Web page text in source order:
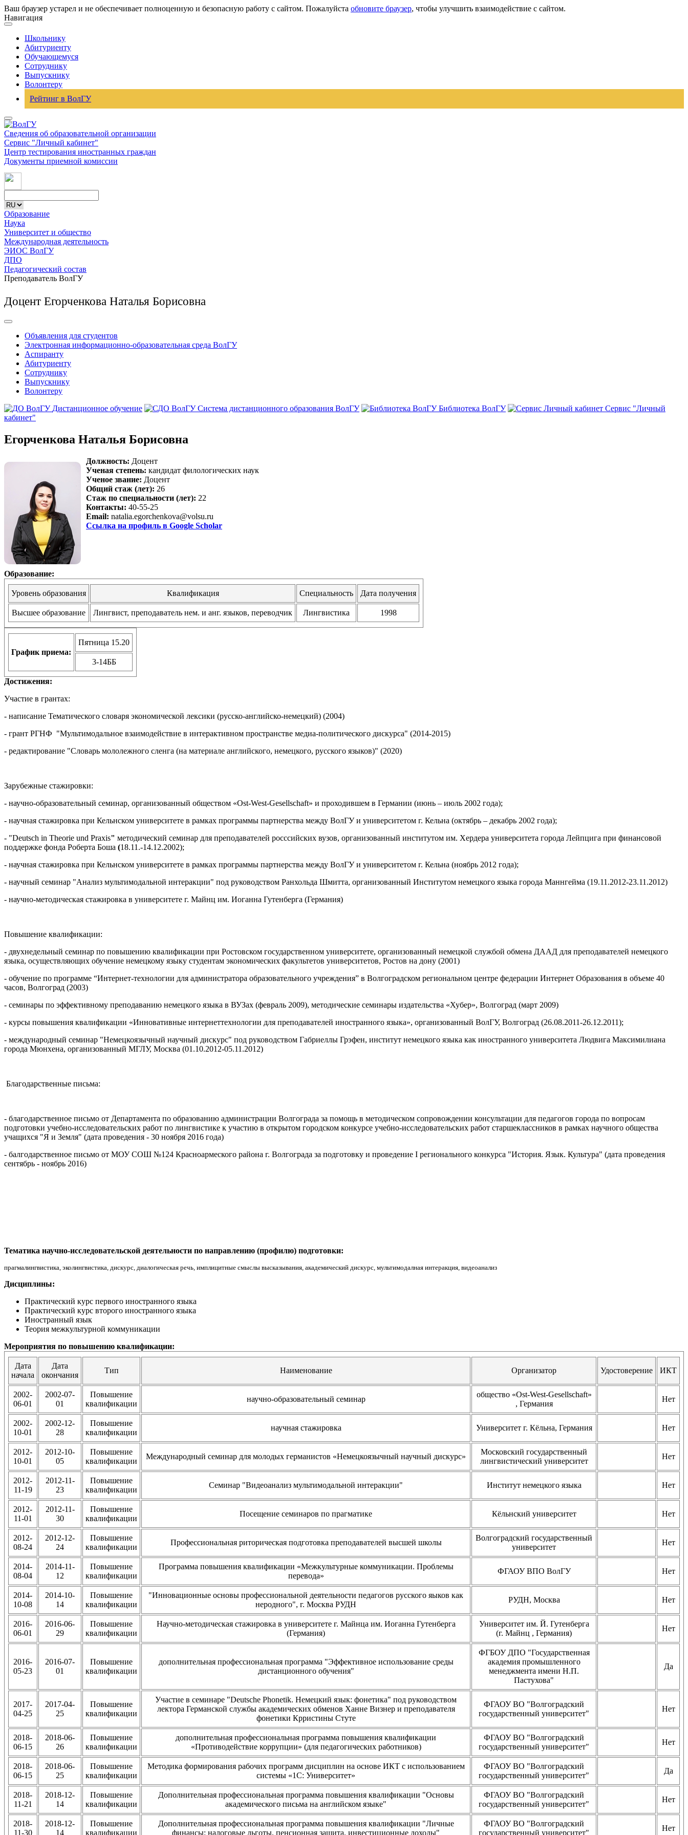
Ваш браузер устарел и не обеспечивает полноценную и безопасную работу с сайтом. Пожалуйста обновите браузер, чтобы улучшить взаимодействие с сайтом.
Навигация
Школьнику
Абитуриенту
Обучающемуся
Сотруднику
Выпускнику
Волонтеру
Рейтинг в ВолГУ
Сведения об образовательной организации
Сервис "Личный кабинет"
Центр тестирования иностранных граждан
Документы приемной комиссии
Образование
Наука
Университет и общество
Международная деятельность
ЭИОС ВолГУ
ДПО
Педагогический состав
Преподаватель ВолГУ
Доцент Егорченкова Наталья Борисовна
Объявления для студентов
Электронная информационно-образовательная среда ВолГУ
Аспиранту
Абитуриенту
Сотруднику
Выпускнику
Волонтеру
Дистанционное обучение
Система дистанционного образования ВолГУ Библиотека ВолГУ
Сервис "Личный
кабинет"
Егорченкова Наталья Борисовна
Должность: Доцент
Ученая степень: кандидат филологических наук
Ученое звание: Доцент
Общий стаж (лет): 26
Стаж по специальности (лет): 22
Контакты: 40-55-25
Email: natalia.egorchenkova@volsu.ru
Ссылка на профиль в Google Scholar
Образование:
Уровень образования Квалификация Специальность Дата получения
Высшее образование Лингвист, преподаватель нем. и анг. языков, переводчик Лингвистика 1998
График приема:
Пятница 15.20
3-14ББ
Достижения:
Участие в грантах:
- написание Тематического словаря экономической лексики (русско-английско-немецкий) (2004)
- грант РГНФ "Мультимодальное взаимодействие в интерактивном пространстве медиа-политического дискурса" (2014-2015)
- редактирование "Словарь мололежного сленга (на материале английского, немецкого, русского языков)" (2020)
Зарубежные стажировки:
- научно-образовательный семинар, организованный обществом «Ost-West-Gesellschaft» и проходившем в Германии (июнь – июль 2002 года);
- научная стажировка при Кельнском университете в рамках программы партнерства между ВолГУ и университетом г. Кельна (октябрь – декабрь 2002 года);
- "Deutsch in Theorie und Praxis" методический семинар для преподавателей росссийских вузов, организованный институтом им. Хердера университета города Лейпцига при финансовой
поддержке фонда Роберта Боша (18.11.-14.12.2002);
- научная стажировка при Кельнском университете в рамках программы партнерства между ВолГУ и университетом г. Кельна (ноябрь 2012 года);
- научный семинар "Анализ мультимодальной интеракции" под руководством Ранхольда Шмитта, организованный Институтом немецкого языка города Маннгейма (19.11.2012-23.11.2012)
- научно-методическая стажировка в университете г. Майнц им. Иоганна Гутенберга (Германия)
Повышение квалификации:
- двухнедельный семинар по повышению квалификации при Ростовском государственном университете, организованный немецкой службой обмена ДААД для преподавателей немецкого
языка, осуществляющих обучение немецкому языку студентам экономических факультетов университетов, Ростов на дону (2001)
- обучение по программе “Интернет-технологии для администратора образовательного учреждения” в Волгоградском региональном центре федерации Интернет Образования в объеме 40
часов, Волгоград (2003)
- семинары по эффективному преподаванию немецкого языка в ВУЗах (февраль 2009), методические семинары издательства «Хубер», Волгоград (март 2009)
- курсы повышения квалификации «Инновативные интернеттехнологии для преподавателей иностранного языка», организованный ВолГУ, Волгоград (26.08.2011-26.12.2011);
- международный семинар "Немецкоязычный научный дискурс" под руководством Габриеллы Грэфен, институт немецкого языка как иностранного университета Людвига Максимилиана
города Мюнхена, организованный МГЛУ, Москва (01.10.2012-05.11.2012)
Благодарственные письма:
- благодарственное письмо от Департамента по образованию администрации Волгограда за помощь в методическом сопровождении консультации для педагогов города по вопросам
подготовки учебно-исследовательских работ по лингвистике к участию в открытом городском конкурсе учебно-исследовательских работ старшеклассников в рамках научного общества
учащихся "Я и Земля" (дата проведения - 30 ноября 2016 года)
- балгодарственное письмо от МОУ СОШ №124 Красноармеского района г. Волгограда за подготовку и проведение I регионального конкурса "История. Язык. Культура" (дата проведения
сентябрь - ноябрь 2016)
Тематика научно-исследовательской деятельности по направлению (профилю) подготовки:
прагмалингвистика, эколингвистика, дискурс, диалогическая речь, имплицитные смыслы высказывания, академический дискурс, мультимодалная интеракция, видеоанализ
Дисциплины:
Практический курс первого иностранного языка
Практический курс второго иностранного языка
Иностранный язык
Теория межкультурной коммуникации
Мероприятия по повышению квалификации:
Дата
начала
Дата
окончания
Тип Наименование Организатор Удостоверение ИКТ
2002-
06-01
2002-07-
01
Повышение
квалификации
научно-образовательный семинар
общество «Ost-West-Gesellschaft»
, Германия
Нет
2002-
10-01
2002-12-
28
Повышение
квалификации
научная стажировка Университет г. Кёльна, Германия Нет
2012-
10-01
2012-10-
05
Повышение
квалификации
Международный семинар для молодых германистов «Немецкоязычный научный дискурс»
Московский государственный
лингвистический университет
Нет
2012-
11-19
2012-11-
23
Повышение
квалификации
Семинар "Видеоанализ мультимодальной интеракции" Институт немецкого языка Нет
2012-
11-01
2012-11-
30
Повышение
квалификации
Посещение семинаров по прагматике Кёльнский университет Нет
2012-
08-24
2012-12-
24
Повышение
квалификации
Профессиональная риторическая подготовка преподавателей высшей школы
Волгоградский государственный
университет
Нет
2014-
08-04
2014-11-
12
Повышение
квалификации
Программа повышения квалификации «Межкультурные коммуникации. Проблемы
перевода»
ФГАОУ ВПО ВолГУ Нет
2014-
10-08
2014-10-
14
Повышение
квалификации
"Инновационные основы профессиональной деятельности педагогов русского яыков как
неродного", г. Москва РУДН
РУДН, Москва Нет
2016-
06-01
2016-06-
29
Повышение
квалификации
Научно-методическая стажировка в университете г. Майнца им. Иоганна Гутенберга
(Германия)
Университет им. Й. Гутенберга
(г. Майнц , Германия)
Нет
2016-
05-23
2016-07-
01
Повышение
квалификации
дополнительная профессиональная программа "Эффективное использование среды
дистанционного обучения"
ФГБОУ ДПО "Государственная
академия промышленного
менеджмента имени Н.П.
Пастухова"
Да
2017-
04-25
2017-04-
25
Повышение
квалификации
Участие в семинаре "Deutsche Phonetik. Немецкий язык: фонетика" под руководством
лектора Германской службы академических обменов Ханне Визнер и преподавателя
фонетики Крристины Стуте
ФГАОУ ВО "Волгоградский
государственный университет"
Нет
2018-
06-15
2018-06-
26
Повышение
квалификации
дополнительная профессиональная программа повышения квалификации
«Противодействие коррупции» (для педагогических работников)
ФГАОУ ВО "Волгоградский
государственный университет"
Нет
2018-
06-15
2018-06-
25
Повышение
квалификации
Методика формирования рабочих программ дисциплин на основе ИКТ с использованием
системы «1С: Университет»
ФГАОУ ВО "Волгоградский
государственный университет"
Да
2018-
11-21
2018-12-
14
Повышение
квалификации
Дополнительная профессиональная программа повышения квалификации "Основы
академического письма на английском языке"
ФГАОУ ВО "Волгоградский
государственный университет"
Нет
2018-
11-30
2018-12-
14
Повышение
квалификации
Дополнительная профессиональная программа повышения квалификации "Личные
финансы: налоговые льготы, пенсионная защита, инвестиционные доходы"
ФГАОУ ВО "Волгоградский
государственный университет"
Нет